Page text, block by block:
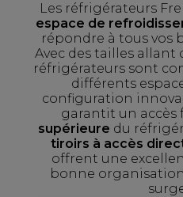
Les réfrigérateurs
espace de
répondre à tous vos
Avec des tailles allant
réfrigérateurs sont
différents
configuration
garantit un accès
supérieure du
tiroirs à accès
offrent une
bonne